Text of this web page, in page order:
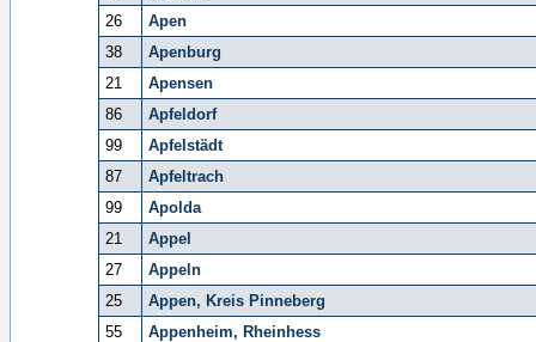
26
Apen
38
Apenburg
21
Apensen
86
Apfeldorf
99
Apfelstädt
87
Apfeltrach
99
Apolda
21
Appel
27
Appeln
25
Appen, Kreis Pinneberg
55
Appenheim, Rheinhess